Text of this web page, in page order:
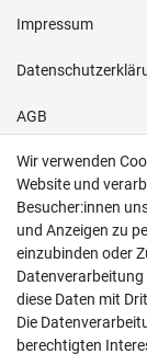
Impressum
AGB
Shop
Kontakt
Versand & Zahlung
Widerrufs­recht
Wir verwenden
Website und
Besucher:innen
und Anzeigen zu
einzubinden oder
diese Daten mit
Die
berechtigten